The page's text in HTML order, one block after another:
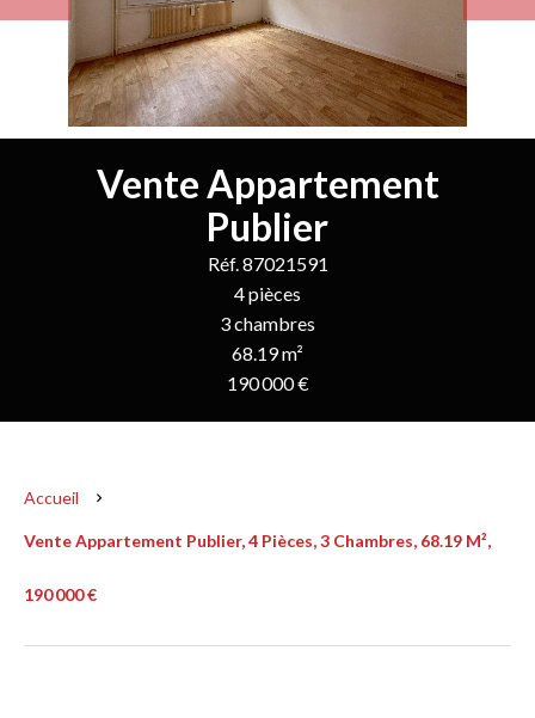
Vente Appartement
Publier
Réf. 87021591
4 pièces
3 chambres
68.19 m²
190 000 €
Accueil
Vente Appartement Publier, 4 Pièces, 3 Chambres, 68.19 M²,
190 000 €